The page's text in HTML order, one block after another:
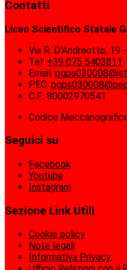
Contatti
Liceo Scientifico Statale
Via R. D'Andreotto, 19
Tel: +39 075 5403811
Email:
PEC:
C.F.: 80002970541
Codice
Seguici su
Facebook
Youtube
Instagram
Sezione Link Utili
Cookie policy
Note legali
Informativa Privacy